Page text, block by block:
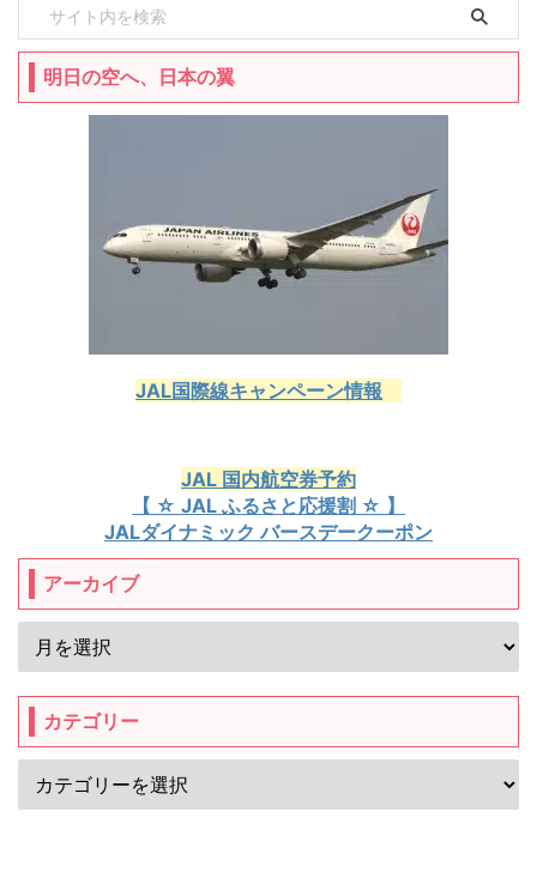
明日の空へ、日本の翼
JAL国際線キャンペーン情報
JAL 国内航空券予約
【 ☆ JAL ふるさと応援割 ☆ 】
JALダイナミック バースデークーポン
アーカイブ
カテゴリー